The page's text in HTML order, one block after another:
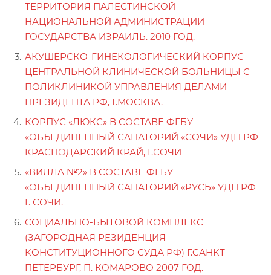
ТЕРРИТОРИЯ ПАЛЕСТИНСКОЙ
НАЦИОНАЛЬНОЙ АДМИНИСТРАЦИИ
ГОСУДАРСТВА ИЗРАИЛЬ. 2010 ГОД.
АКУШЕРСКО-ГИНЕКОЛОГИЧЕСКИЙ КОРПУС
ЦЕНТРАЛЬНОЙ КЛИНИЧЕСКОЙ БОЛЬНИЦЫ С
ПОЛИКЛИНИКОЙ УПРАВЛЕНИЯ ДЕЛАМИ
ПРЕЗИДЕНТА РФ, Г.МОСКВА.
КОРПУС «ЛЮКС» В СОСТАВЕ ФГБУ
«ОБЪЕДИНЕННЫЙ САНАТОРИЙ «СОЧИ» УДП РФ
КРАСНОДАРСКИЙ КРАЙ, Г.СОЧИ
«ВИЛЛА №2» В СОСТАВЕ ФГБУ
«ОБЪЕДИНЕННЫЙ САНАТОРИЙ «РУСЬ» УДП РФ
Г. СОЧИ.
СОЦИАЛЬНО-БЫТОВОЙ КОМПЛЕКС
(ЗАГОРОДНАЯ РЕЗИДЕНЦИЯ
КОНСТИТУЦИОННОГО СУДА РФ) Г.CАНКТ-
ПЕТЕРБУРГ, П. КОМАРОВО 2007 ГОД.